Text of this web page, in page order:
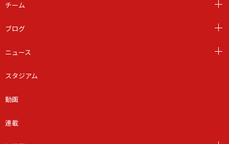
チーム
ブログ
ニュース
スタジアム
動画
連載